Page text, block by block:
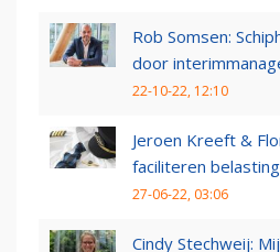
Rob Somsen:
door
22-10-22, 12:10
Jeroen Kreeft &
faciliteren
27-06-22, 03:06
Cindy Stechweij: